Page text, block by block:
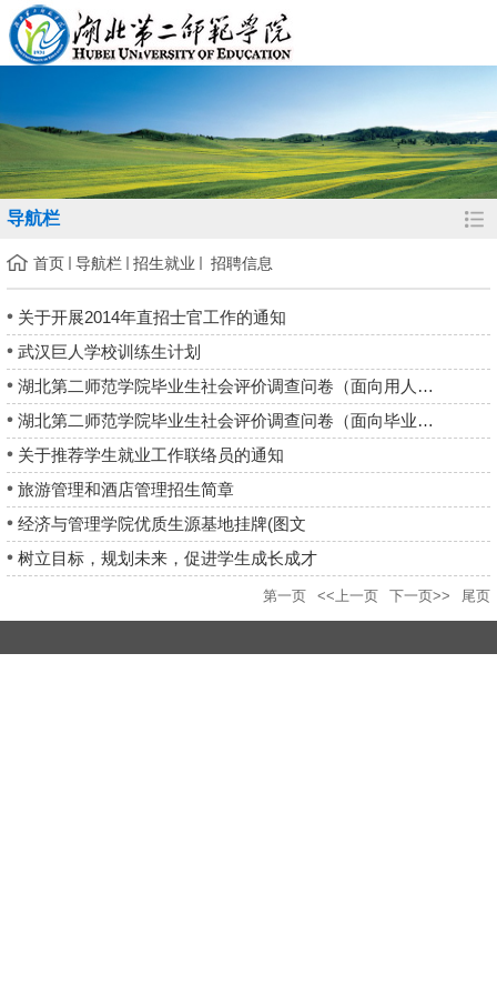
导航栏
首页 导航栏 招生就业 招聘信息
关于开展2014年直招士官工作的通知
武汉巨人学校训练生计划
湖北第二师范学院毕业生社会评价调查问卷（面向用人单位）
湖北第二师范学院毕业生社会评价调查问卷（面向毕业生）
关于推荐学生就业工作联络员的通知
旅游管理和酒店管理招生简章
经济与管理学院优质生源基地挂牌(图文
树立目标，规划未来，促进学生成长成才
第一页 <<上一页 下一页>> 尾页